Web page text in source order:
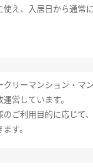
使え、入居日から通常
クリーマンション・マ
運営しています。
のご利用目的に応じて
す。